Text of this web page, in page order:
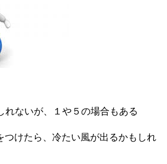
れないが、１や５の場合もある
つけたら、冷たい風が出るかもしれ